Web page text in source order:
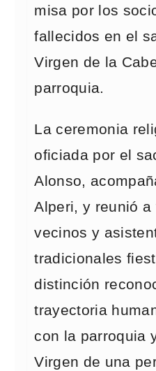
misa por los
fallecidos en el
Virgen de la
parroquia.
La ceremonia
oficiada por el
Alonso,
Alperi, y reunió a
vecinos y
tradicionales
distinción
trayectoria
con la parroquia
Virgen de una